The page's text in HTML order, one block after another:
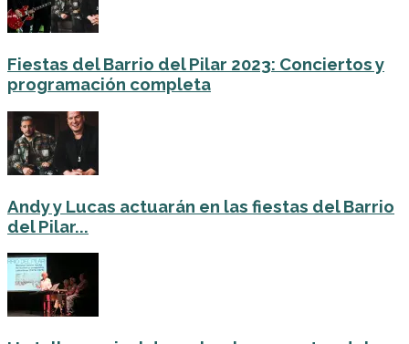
Fiestas del Barrio del Pilar 2023: Conciertos y
programación completa
Andy y Lucas actuarán en las fiestas del Barrio
del Pilar...